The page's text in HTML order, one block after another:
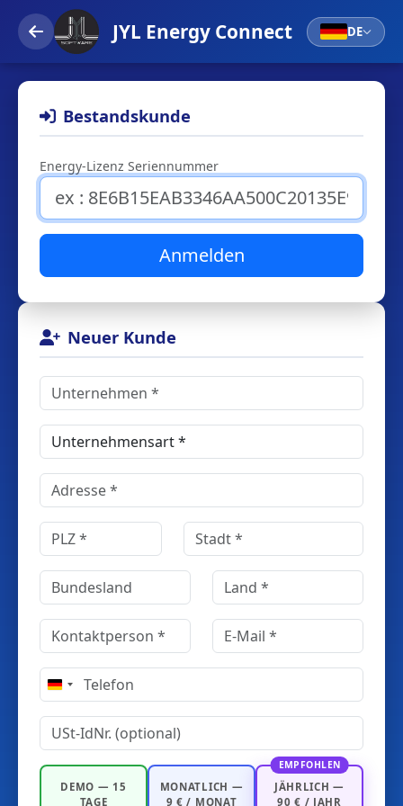
JYL Energy Connect DE
Neuer Kunde
Germany
+49
DEMO — 15
TAGE
MONATLICH —
9 € / MONAT
EMPFOHLEN
JÄHRLICH —
90 € / JAHR
Bestandskunde
Energy-Lizenz Seriennummer
Anmelden